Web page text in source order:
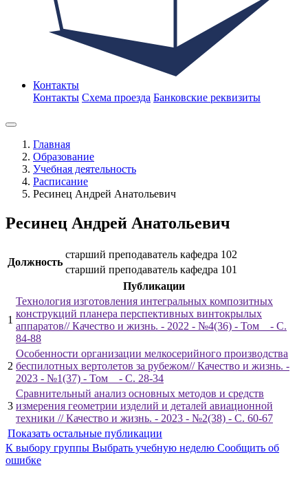
Контакты
Контакты Схема проезда Банковские реквизиты
Главная
Образование
Учебная деятельность
Расписание
Ресинец Андрей Анатольевич
Ресинец Андрей Анатольевич
Должность
старший преподаватель кафедра 102
старший преподаватель кафедра 101
Публикации
1
Технология изготовления интегральных композитных
конструкций планера перспективных винтокрылых
аппаратов// Качество и жизнь. - 2022 - №4(36) - Том _ - С.
84-88
2
Особенности организации мелкосерийного производства
беспилотных вертолетов за рубежом// Качество и жизнь. -
2023 - №1(37) - Том _ - С. 28-34
3
Сравнительный анализ основных методов и средств
измерения геометрии изделий и деталей авиационной
техники // Качество и жизнь. - 2023 - №2(38) - С. 60-67
Показать остальные публикации
К выбору группы Выбрать учебную неделю Сообщить об
ошибке